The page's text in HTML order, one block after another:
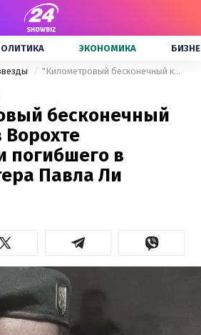
ЭКОНОМИКА
"Километровый бесконечный коридор": в Ворохте похоронили погибшего в Ирпене актера Павла Ли
бесконечный
Ворохте
погибшего в
Павла Ли